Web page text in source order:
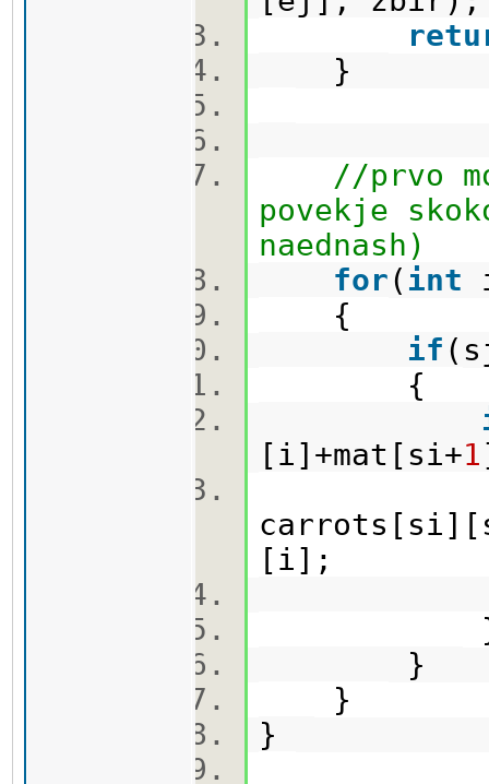
}
//prvo
povekje
naednash)
for( int
{
if
{
[i]+mat[si+1
[i];
}
}
}